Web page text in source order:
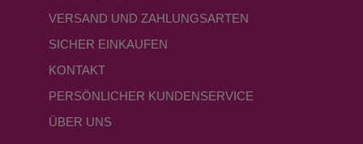
VERSAND UND ZAHLUNGSARTEN
SICHER EINKAUFEN
KONTAKT
PERSÖNLICHER KUNDENSERVICE
ÜBER UNS